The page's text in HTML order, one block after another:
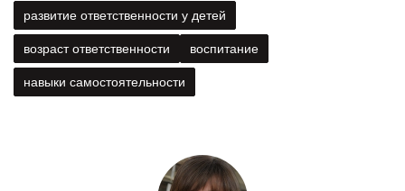
развитие ответственности у детей
возраст ответственности воспитание
навыки самостоятельности